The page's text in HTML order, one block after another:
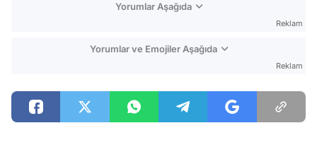
Yorumlar Aşağıda
Reklam
Yorumlar ve Emojiler Aşağıda
Reklam